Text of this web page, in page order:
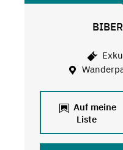
Auf meine
Liste